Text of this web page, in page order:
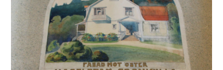
KULTTUURI
KULTUR
HISTORIA
HISTORIA
YLEINEN
ALLMÄN
MAINOSTAJILLE
FÖR
ANNONSÖRER